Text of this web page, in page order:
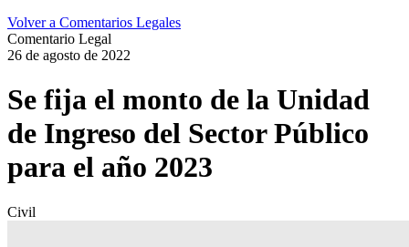
Volver a Comentarios Legales
Comentario Legal
26 de agosto de 2022
Se fija el monto de la Unidad
de Ingreso del Sector Público
para el año 2023
Civil